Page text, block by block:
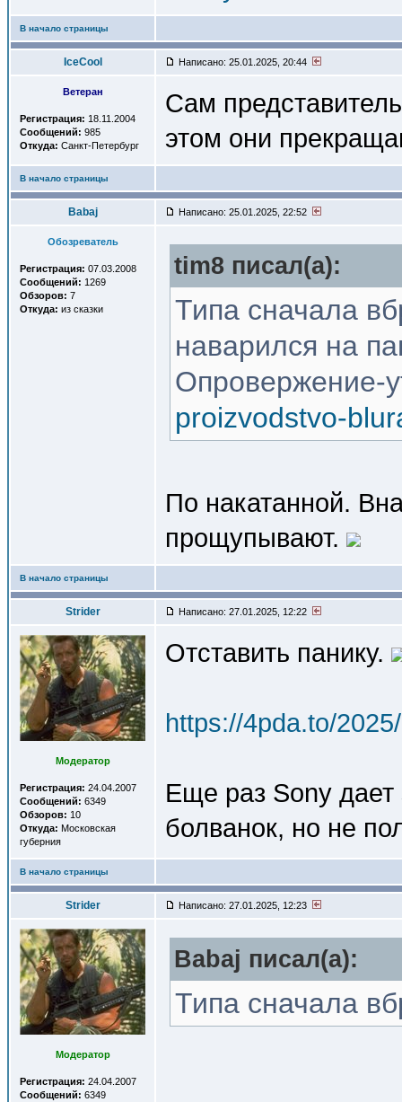
В начало страницы
IceCool Написано: 25.01.2025, 20:44
Ветеран
Регистрация: 18.11.2004
Сообщений: 985
Откуда: Санкт-Петербург
Сам
этом они
В начало страницы
Babaj Написано: 25.01.2025, 22:52
Обозреватель
Регистрация: 07.03.2008
Сообщений: 1269
Обзоров: 7
Откуда: из сказки
tim8 писал(a):
Типа сначала
наварился на
Опровержение-
proizvodstvo-
По накатанной.
прощупывают.
В начало страницы
Strider Написано: 27.01.2025, 12:22
Модератор
Регистрация: 24.04.2007
Сообщений: 6349
Обзоров: 10
Откуда: Московская
губерния
Отставить панику.
https://4pda.to/
Еще раз Sony
болванок, но не
В начало страницы
Strider Написано: 27.01.2025, 12:23
Модератор
Регистрация: 24.04.2007
Сообщений: 6349
Babaj писал(a):
Типа сначала